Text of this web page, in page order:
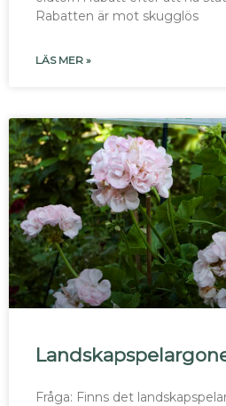
Rabatten är mot skugglös
LÄS MER »
Fråga: Finns det